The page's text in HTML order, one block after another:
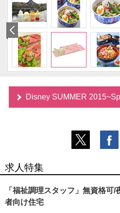
Disney SUMMER
求人特集
「福祉調理スタッフ」無資格可
者向け住宅